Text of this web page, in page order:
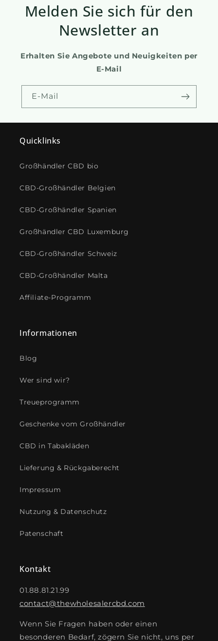
Melden Sie sich für den
Newsletter an
Erhalten Sie Angebote und Neuigkeiten per
E-Mail
E-Mail
Quicklinks
Großhändler CBD bio
CBD-Großhändler Belgien
CBD-Großhändler Spanien
Großhändler CBD Luxemburg
CBD-Großhändler Schweiz
CBD-Großhändler Malta
Affiliate-Programm
Informationen
Blog
Wer sind wir?
Treueprogramm
Geschenke vom Großhändler
CBD in Tabakläden
Lieferung & Rückgaberecht
Impressum
Nutzung & Datenschutz
Patenschaft
Kontakt
01.88.81.21.99
contact@thewholesalercbd.com
Wenn Sie Fragen haben oder einen
besonderen Bedarf, zögern Sie nicht, uns per